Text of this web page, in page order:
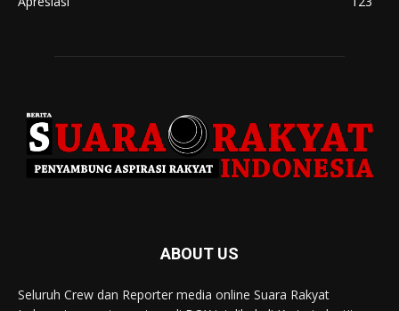
ABOUT US
Seluruh Crew dan Reporter media online Suara Rakyat